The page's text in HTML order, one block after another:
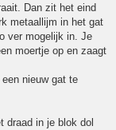
Dan zit het eind
metaallijm in het gat
ver mogelijk in. Je
moertje op en zaagt
nieuw gat te
draad in je blok dol